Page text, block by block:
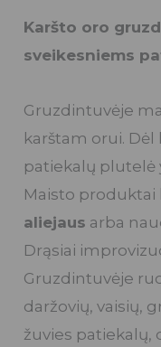
Karšto oro
sveikesniems
Gruzdintuvėje
karštam orui.
patiekalų plutelė
Maisto produktai
aliejaus arba
Drąsiai
Gruzdintuvėje
daržovių, vaisių,
žuvies patiekalų,